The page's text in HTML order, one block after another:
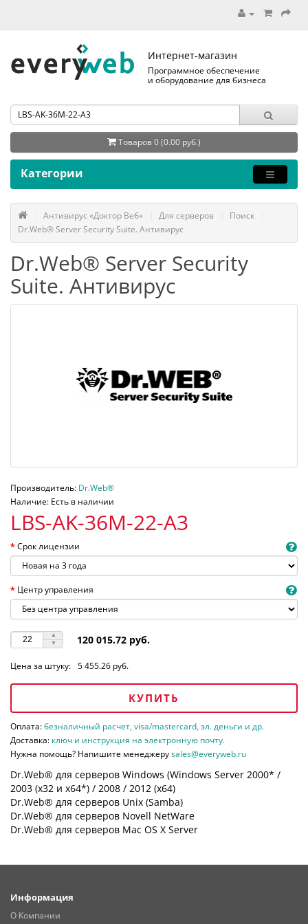
Интернет-магазин
Программное обеспечение
и оборудование для бизнеса
Товаров 0 (0.00 руб.)
Категории
Антивирус «Доктор Веб» Для серверов
Поиск
Dr.Web® Server Security Suite. Антивирус
Dr.Web® Server Security
Suite. Антивирус
Производитель: Dr.Web®
Наличие: Есть в наличии
LBS-AK-36M-22-A3
Срок лицензии
Центр управления
120 015.72 руб.
Цена за штуку: 5 455.26 руб.
КУПИТЬ
Оплата:безналичный расчет, visa/mastercard, эл. деньги и др.
Доставка: ключ и инструкция на электронную почту.
Нужна помощь? Напишите менеджеруsales@everyweb.ru
Dr.Web® для серверов Windows (Windows Server 2000* /
2003 (х32 и х64*) / 2008 / 2012 (х64)
Dr.Web® для серверов Unix (Samba)
Dr.Web® для серверов Novell NetWare
Dr.Web® для серверов Mac OS X Server
Информация
О Компании